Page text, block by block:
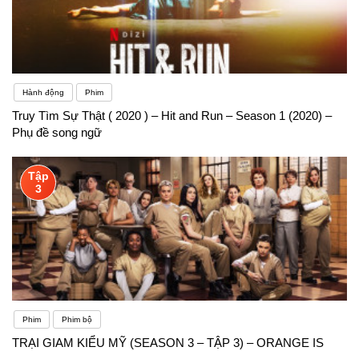
Hành động Phim
Truy Tìm Sự Thật ( 2020 ) – Hit and Run – Season 1 (2020) –
Phụ đề song ngữ
Tập
3
Phim Phim bộ
TRẠI GIAM KIỂU MỸ (SEASON 3 – TẬP 3) – ORANGE IS